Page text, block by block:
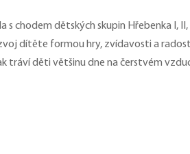
chodem dětských skupin Hřebenka I, II,
dítěte formou hry, zvídavosti a
tráví děti většinu dne na čerstvém